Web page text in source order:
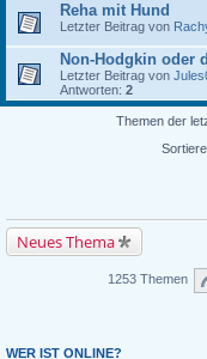
Reha mit Hund
Letzter Beitrag von
Non-Hodgkin oder
Letzter Beitrag von
Antworten: 2
Themen der
Neues Thema
1253 Themen
WER IST ONLINE?